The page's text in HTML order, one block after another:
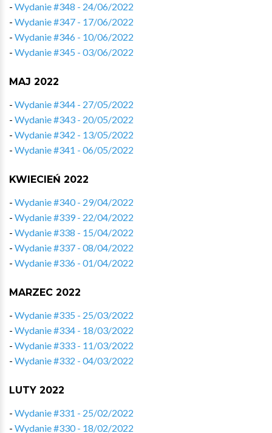
- Wydanie #348 - 24/06/2022
- Wydanie #347 - 17/06/2022
- Wydanie #346 - 10/06/2022
- Wydanie #345 - 03/06/2022
MAJ 2022
- Wydanie #344 - 27/05/2022
- Wydanie #343 - 20/05/2022
- Wydanie #342 - 13/05/2022
- Wydanie #341 - 06/05/2022
KWIECIEŃ 2022
- Wydanie #340 - 29/04/2022
- Wydanie #339 - 22/04/2022
- Wydanie #338 - 15/04/2022
- Wydanie #337 - 08/04/2022
- Wydanie #336 - 01/04/2022
MARZEC 2022
- Wydanie #335 - 25/03/2022
- Wydanie #334 - 18/03/2022
- Wydanie #333 - 11/03/2022
- Wydanie #332 - 04/03/2022
LUTY 2022
- Wydanie #331 - 25/02/2022
- Wydanie #330 - 18/02/2022